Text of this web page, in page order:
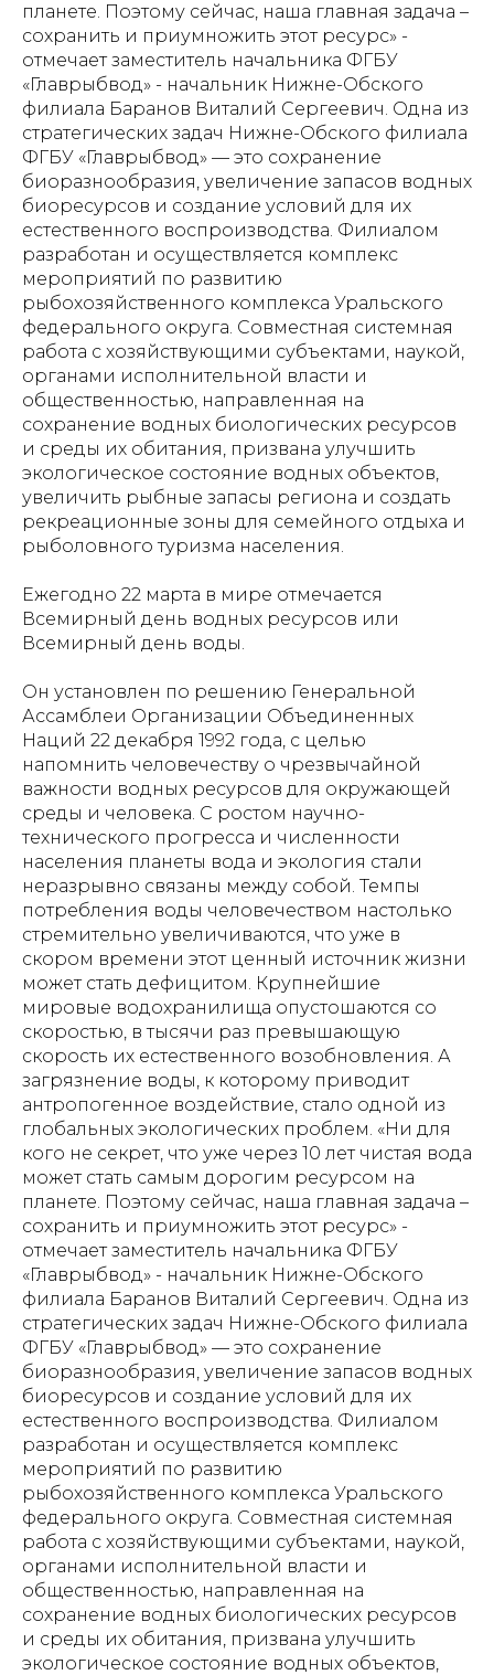
планете. Поэтому сейчас, наша главная задача –
сохранить и приумножить этот ресурс» -
отмечает заместитель начальника ФГБУ
«Главрыбвод» - начальник Нижне-Обского
филиала Баранов Виталий Сергеевич. Одна из
стратегических задач Нижне-Обского филиала
ФГБУ «Главрыбвод» — это сохранение
биоразнообразия, увеличение запасов водных
биоресурсов и создание условий для их
естественного воспроизводства. Филиалом
разработан и осуществляется комплекс
мероприятий по развитию
рыбохозяйственного комплекса Уральского
федерального округа. Совместная системная
работа с хозяйствующими субъектами, наукой,
органами исполнительной власти и
общественностью, направленная на
сохранение водных биологических ресурсов
и среды их обитания, призвана улучшить
экологическое состояние водных объектов,
увеличить рыбные запасы региона и создать
рекреационные зоны для семейного отдыха и
рыболовного туризма населения.
Ежегодно 22 марта в мире отмечается
Всемирный день водных ресурсов или
Всемирный день воды.
Он установлен по решению Генеральной
Ассамблеи Организации Объединенных
Наций 22 декабря 1992 года, с целью
напомнить человечеству о чрезвычайной
важности водных ресурсов для окружающей
среды и человека. С ростом научно-
технического прогресса и численности
населения планеты вода и экология стали
неразрывно связаны между собой. Темпы
потребления воды человечеством настолько
стремительно увеличиваются, что уже в
скором времени этот ценный источник жизни
может стать дефицитом. Крупнейшие
мировые водохранилища опустошаются со
скоростью, в тысячи раз превышающую
скорость их естественного возобновления. А
загрязнение воды, к которому приводит
антропогенное воздействие, стало одной из
глобальных экологических проблем. «Ни для
кого не секрет, что уже через 10 лет чистая вода
может стать самым дорогим ресурсом на
планете. Поэтому сейчас, наша главная задача –
сохранить и приумножить этот ресурс» -
отмечает заместитель начальника ФГБУ
«Главрыбвод» - начальник Нижне-Обского
филиала Баранов Виталий Сергеевич. Одна из
стратегических задач Нижне-Обского филиала
ФГБУ «Главрыбвод» — это сохранение
биоразнообразия, увеличение запасов водных
биоресурсов и создание условий для их
естественного воспроизводства. Филиалом
разработан и осуществляется комплекс
мероприятий по развитию
рыбохозяйственного комплекса Уральского
федерального округа. Совместная системная
работа с хозяйствующими субъектами, наукой,
органами исполнительной власти и
общественностью, направленная на
сохранение водных биологических ресурсов
и среды их обитания, призвана улучшить
экологическое состояние водных объектов,